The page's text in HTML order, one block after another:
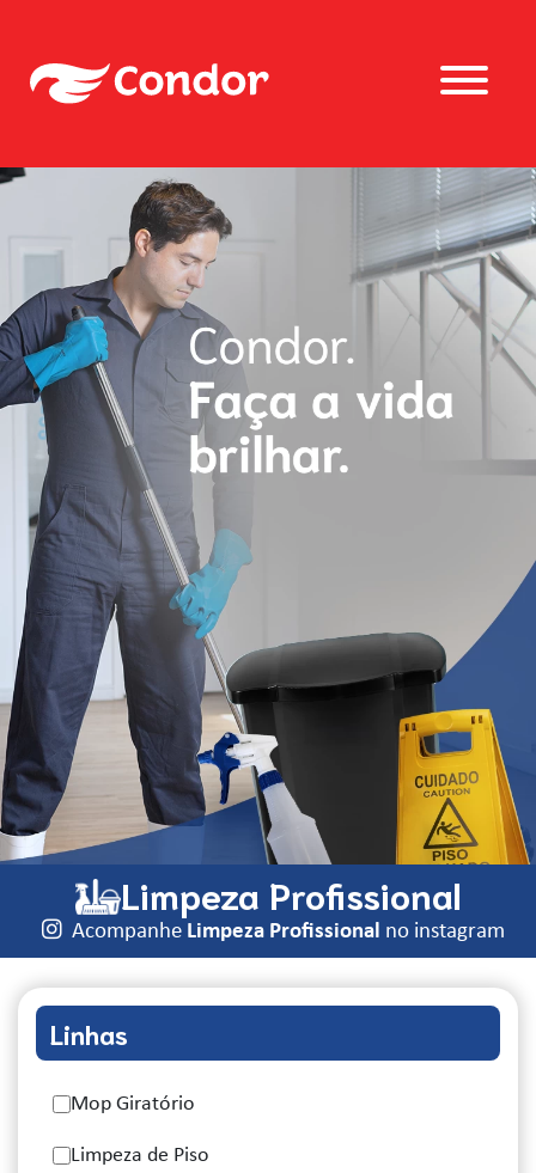
Limpeza Profissional
Acompanhe Limpeza Profissional no instagram
Linhas
Mop Giratório
Limpeza de Piso